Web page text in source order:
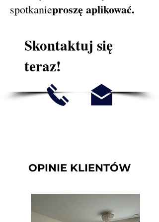
spotkanieproszę aplikować.
Skontaktuj się
teraz!
OPINIE KLIENTÓW